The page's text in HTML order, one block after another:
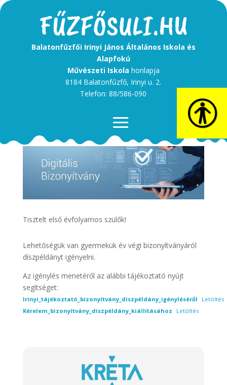
Balatonfűzfői Irinyi János Általános Iskola és
Alapfokú
Művészeti Iskola honlapja
8184 Balatonfűzfő, Irinyi u. 2.
Telefon: 88/586-090
Tisztelt első évfolyamos szülők!
Lehetőségük van gyermekük év végi bizonyítványáról
díszpéldányt igényelni.
Az igénylés menetéről az alábbi tájékoztató nyújt
segítséget:
Irinyi_tájékoztató_bizonyítvány_díszpéldány_igényléséről
Letöltés
Kérelem_bizonyítvány_díszpéldány_kiállításához
Letöltés